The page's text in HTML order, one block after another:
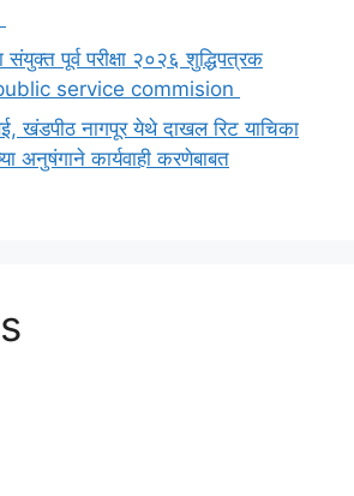
पूर्व परीक्षा २०२६ शुद्धिपत्रक
service commision
खंडपीठ नागपूर येथे दाखल रिट याचिका
कार्यवाही करणेबाबत